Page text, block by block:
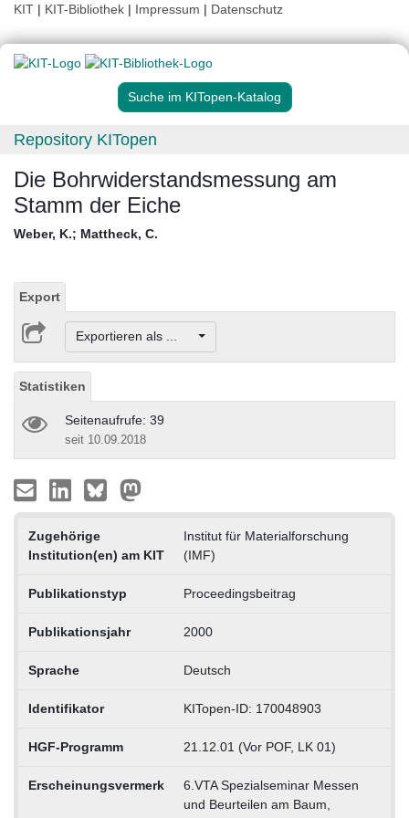
KIT | KIT-Bibliothek | Impressum | Datenschutz
Suche im KITopen-Katalog
Repository KITopen
Die Bohrwiderstandsmessung am
Stamm der Eiche
Weber, K.; Mattheck, C.
Export
Exportieren als ...
Statistiken
Seitenaufrufe: 39
seit 10.09.2018
Zugehörige
Institution(en) am KIT
Institut für Materialforschung
(IMF)
Publikationstyp Proceedingsbeitrag
Publikationsjahr 2000
Sprache Deutsch
Identifikator KITopen-ID: 170048903
HGF-Programm 21.12.01 (Vor POF, LK 01)
Erscheinungsvermerk
6.VTA Spezialseminar Messen
und Beurteilen am Baum,